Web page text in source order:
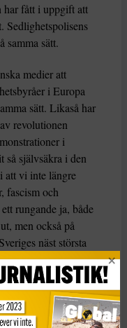
har fått i uppgift att
Sedlighetspolisens
samma sätt.
medier att
i Europa
sätt. Likaså har
revolutionen
i
så självsäkra i den
att vi inte längre
fascism och
rungande ja, både
men också på
näst största